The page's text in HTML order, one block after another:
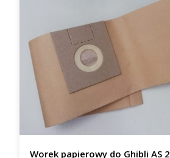
Worek papierowy do Ghibli AS 2